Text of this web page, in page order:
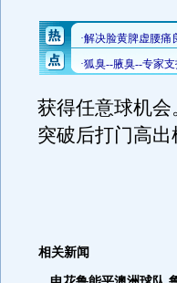
获得任意球机
突破后打门高出
相关新闻